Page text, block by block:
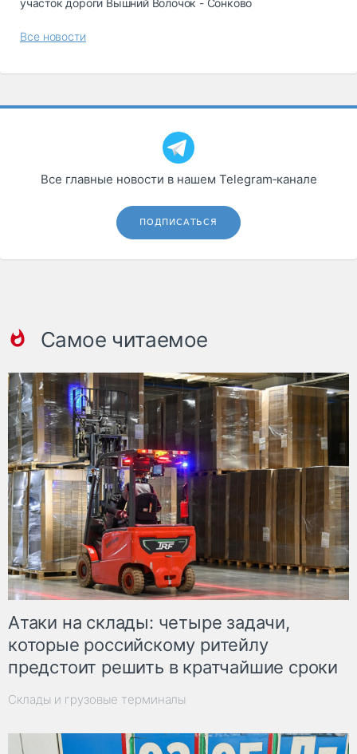
автохимия
Дзен
участок дороги Вышний Волочок - Сонково
Все новости
Все главные новости в нашем Telegram‑канале
ПОДПИСАТЬСЯ
Самое читаемое
Атаки на склады: четыре задачи,
которые российскому ритейлу
предстоит решить в кратчайшие сроки
Склады и грузовые терминалы